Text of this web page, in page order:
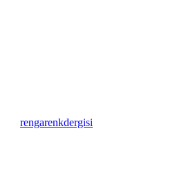
rengarenkdergisi